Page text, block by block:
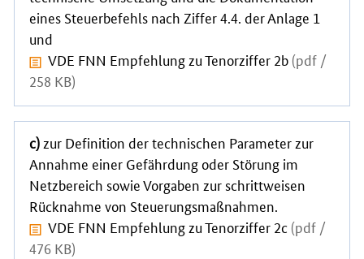
eines Steuerbefehls nach Ziffer 4.4. der Anlage 1
und
VDE FNN Empfehlung zu Tenorziffer 2b (pdf /
258 KB)
c) zur Definition der technischen Parameter zur
Annahme einer Gefährdung oder Störung im
Netzbereich sowie Vorgaben zur schrittweisen
Rücknahme von Steuerungsmaßnahmen.
VDE FNN Empfehlung zu Tenorziffer 2c (pdf /
476 KB)